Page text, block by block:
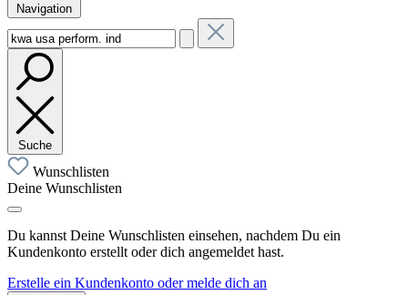
Navigation
Suche
Wunschlisten
Deine Wunschlisten
Du kannst Deine Wunschlisten einsehen, nachdem Du ein
Kundenkonto erstellt oder dich angemeldet hast.
Erstelle ein Kundenkonto oder melde dich an